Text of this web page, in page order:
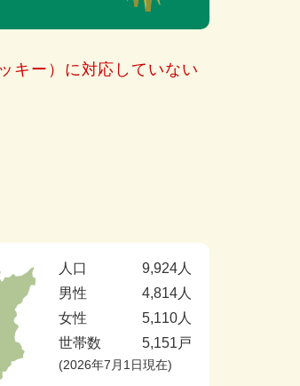
キー）に対応していない
人口
9,924人
男性
4,814人
女性
5,110人
世帯数
5,151戸
2026年7月1日現在